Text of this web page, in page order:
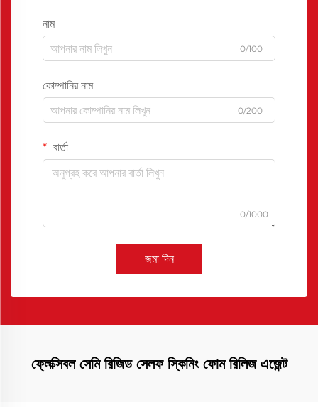
নাম
0/100
কোম্পানির নাম
0/200
বার্তা
0/1000
জমা দিন
ফ্লেক্সিবল সেমি রিজিড সেলফ স্কিনিং ফোম রিলিজ এজেন্ট